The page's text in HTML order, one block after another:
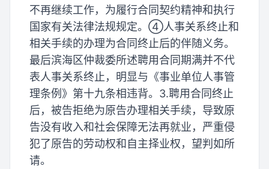
不再继续工作，为履行合同契约精神和执行
国家有关法律法规规定。④人事关系终止和
相关手续的办理为合同终止后的伴随义务。
最后滨海区仲裁委所述聘用合同期满并不代
表人事关系终止，明显与《事业单位人事管
理条例》第十九条相违背。3.聘用合同终止
后，被告拒绝为原告办理相关手续，导致原
告没有收入和社会保障无法再就业，严重侵
犯了原告的劳动权和自主择业权，望判如所
请。